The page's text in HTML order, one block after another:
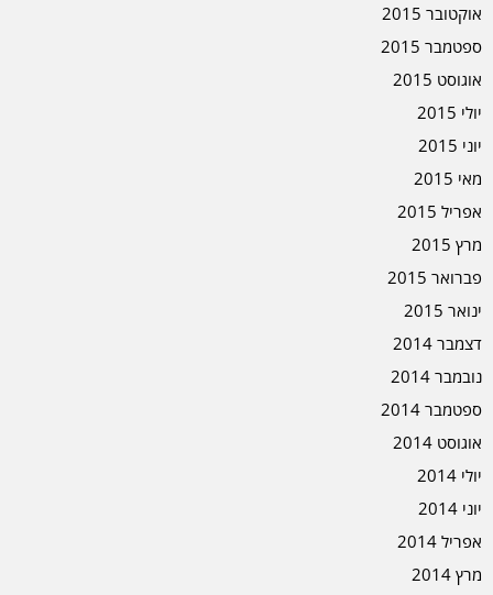
אוקטובר 2015
ספטמבר 2015
אוגוסט 2015
יולי 2015
יוני 2015
מאי 2015
אפריל 2015
מרץ 2015
פברואר 2015
ינואר 2015
דצמבר 2014
נובמבר 2014
ספטמבר 2014
אוגוסט 2014
יולי 2014
יוני 2014
אפריל 2014
מרץ 2014